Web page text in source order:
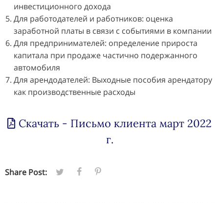
инвестиционного дохода
Для работодателей и работников: оценка
заработной платы в связи с событиями в компании
Для предпринимателей: определение прироста
капитала при продаже частично подержанного
автомобиля
Для арендодателей: Выходные пособия арендатору
как производственные расходы
Скачать - Письмо клиента март 2022
г.
Share Post: